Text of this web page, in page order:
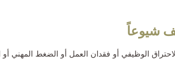
شيوعاً
الوظيفي أو فقدان العمل أو الضغط